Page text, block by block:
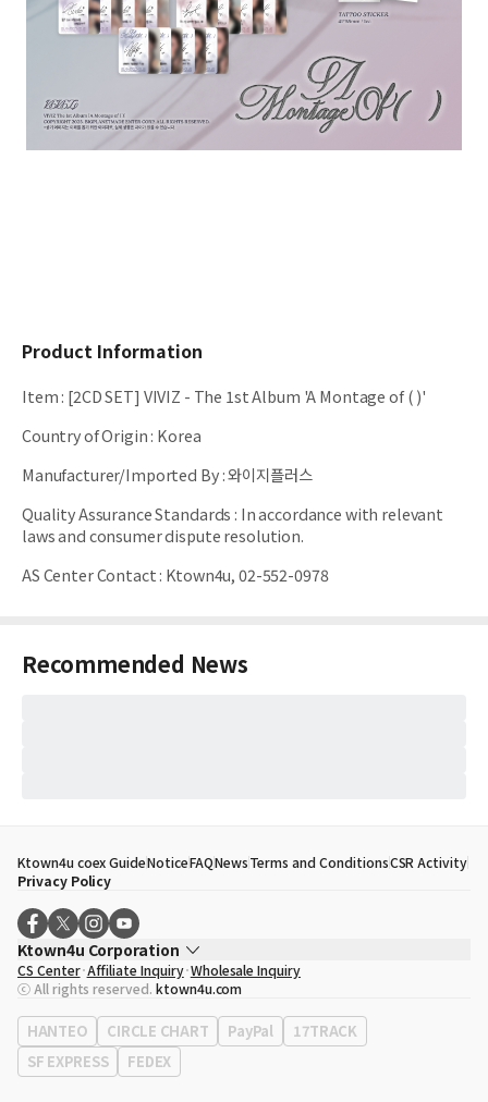
Product Information
Item: [2CD SET] VIVIZ - The 1st Album 'A Montage of ( )'
Country of Origin: Korea
Manufacturer/Imported By:와이지플러스
Quality Assurance Standards : In accordance with relevant
laws and consumer dispute resolution.
AS Center Contact: Ktown4u, 02-552-0978
Recommended News
Ktown4u coex GuideNoticeFAQNewsTerms and ConditionsCSR Activity
Privacy Policy
Ktown4u Corporation
CEO
Song Hyo Min
Business Registration No. 120-87-71116
Office Address513, Yeongdong-daero, Gangnam-gu, Seoul, Republic of
Korea
CS Center Affiliate Inquiry Wholesale Inquiry
ⓒ All rights reserved. ktown4u.com
HANTEO CIRCLE CHART PayPal
17TRACK
SF EXPRESS
FEDEX